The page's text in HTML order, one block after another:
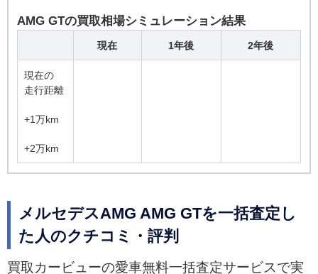
AMG GTの買取相場シミュレーション結果
現在 1年後 2年後
現在の
走行距離
+1万km
+2万km
メルセデスAMG AMG GTを一括査定し
た人のクチコミ・評判
買取カービューの愛車無料一括査定サービスで実